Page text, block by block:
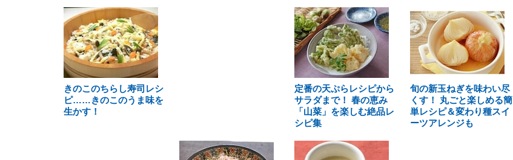
きのこのちらし寿司レシ
ピ……きのこのうま味を
生かす！
定番の天ぷらレシピから
サラダまで！ 春の恵み
「山菜」を楽しむ絶品レ
シピ集
旬の新玉ねぎを味わい尽
くす！ 丸ごと楽しめる簡
単レシピ＆変わり種スイ
ーツアレンジも